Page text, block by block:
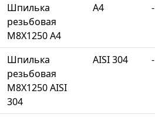
Шпилька
резьбовая
М8Х1250 A4
A4 -
Шпилька
резьбовая
М8Х1250 AISI
304
AISI 304 -